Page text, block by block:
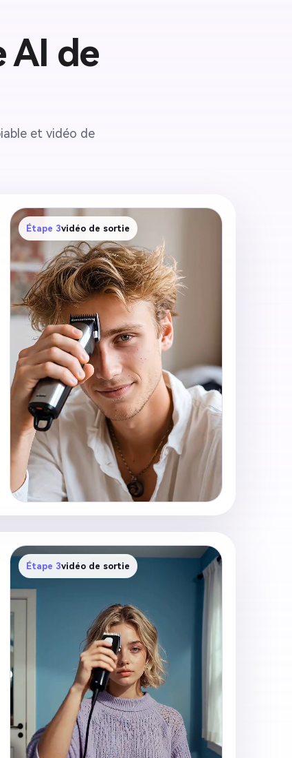
AI de
et vidéo de
Étape 3vidéo de sortie
Étape 3vidéo de sortie